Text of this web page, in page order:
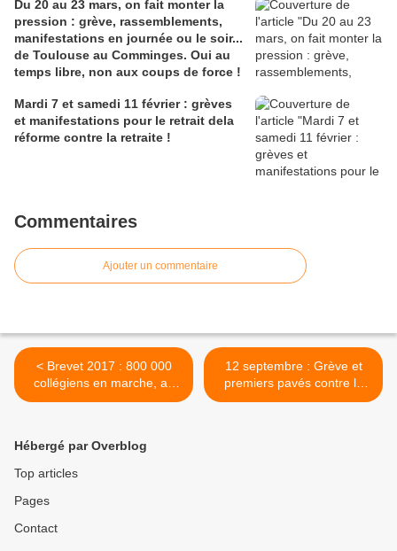
Du 20 au 23 mars, on fait monter la
pression : grève, rassemblements,
manifestations en journée ou le soir...
de Toulouse au Comminges. Oui au
temps libre, non aux coups de force !
Mardi 7 et samedi 11 février : grèves
et manifestations pour le retrait dela
réforme contre la retraite !
Commentaires
Ajouter un commentaire
< Brevet 2017 : 800 000
collégiens en marche, au
garde à vous, et le doigt sur
12 septembre : Grève et
premiers pavés contre la
machinerie antisociale de
Hébergé par Overblog
Top articles
Pages
Contact